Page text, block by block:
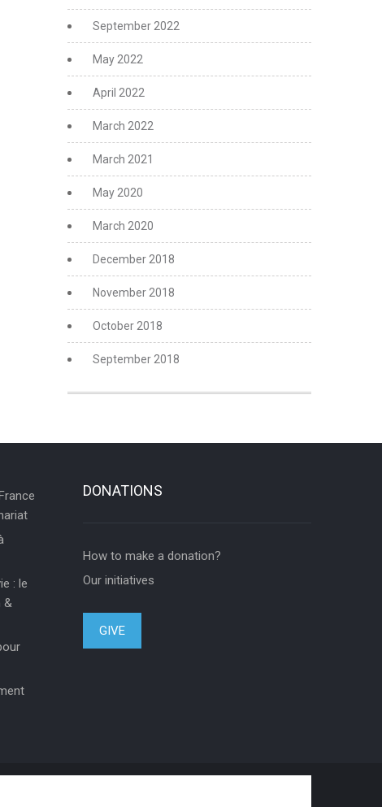
September 2022
May 2022
April 2022
March 2022
March 2021
May 2020
March 2020
December 2018
November 2018
October 2018
September 2018
: le
&
DONATIONS
How to make a donation?
Our initiatives
GIVE